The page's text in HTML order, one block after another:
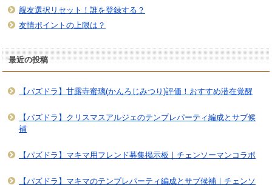
親友選択リセット！誰を登録する？
友情ポイントの上限は？
最近の投稿
【パズドラ】甘露寺蜜璃(かんろじみつり)評価！おすすめ潜在覚醒
【パズドラ】クリスマスアルジェのテンプレパーティ編成とサブ候
補
【パズドラ】マキマ用フレンド募集掲示板｜チェンソーマンコラボ
【パズドラ】マキマのテンプレパーティ編成とサブ候補｜チェンソ